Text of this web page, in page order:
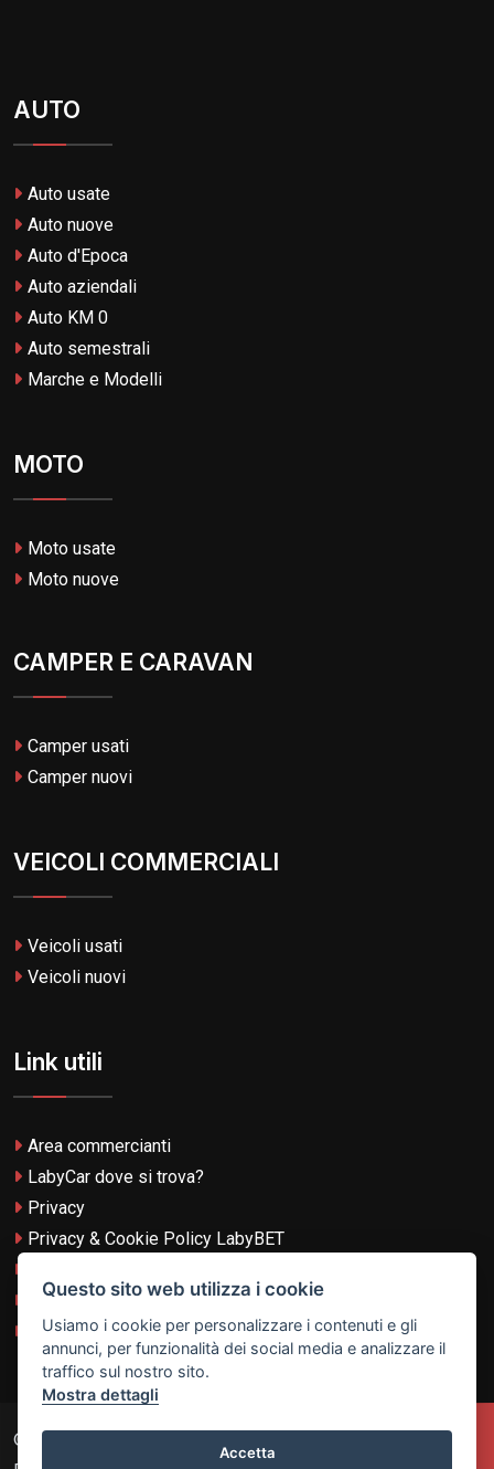
AUTO
Auto usate
Auto nuove
Auto d'Epoca
Auto aziendali
Auto KM 0
Auto semestrali
Marche e Modelli
MOTO
Moto usate
Moto nuove
CAMPER E CARAVAN
Camper usati
Camper nuovi
VEICOLI COMMERCIALI
Veicoli usati
Veicoli nuovi
Link utili
Area commercianti
LabyCar dove si trova?
Privacy
Privacy & Cookie Policy LabyBET
Termini e Condizioni LabyBET
Login con TikTok
© 2026
Questo sito web utilizza i cookie
Usiamo i cookie per personalizzare i contenuti e gli
annunci, per funzionalità dei social media e analizzare il
traffico sul nostro sito.
Mostra dettagli
Accetta